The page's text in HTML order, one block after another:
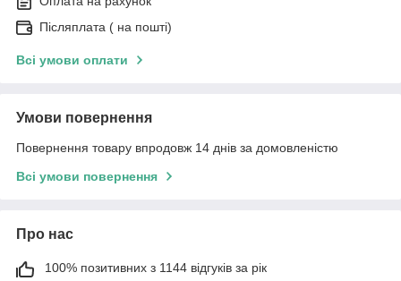
Післяплата ( на пошті)
Всі умови оплати
Умови повернення
Повернення товару впродовж 14 днів за домовленістю
Всі умови повернення
Про нас
100% позитивних з 1144 відгуків за рік